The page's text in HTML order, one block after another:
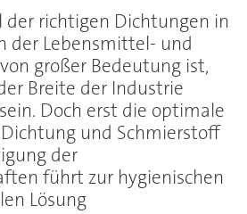
der richtigen Dichtungen in
der Lebensmittel- und
großer Bedeutung ist,
Breite der Industrie
Doch erst die optimale
und Schmierstoff
der
führt zur hygienischen
Lösung